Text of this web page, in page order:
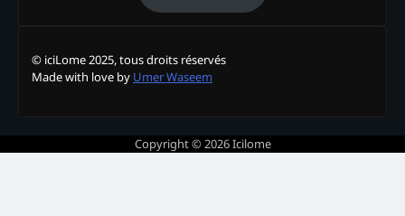
© iciLome 2025, tous droits réservés
Made with love by Umer Waseem
Copyright © 2026Icilome